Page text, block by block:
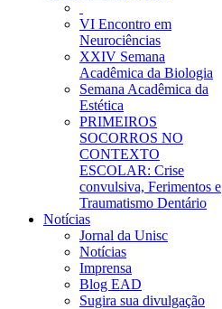
VI Encontro em
Neurociências
XXIV Semana
Acadêmica da Biologia
Semana Acadêmica da
Estética
PRIMEIROS
SOCORROS NO
CONTEXTO
ESCOLAR: Crise
convulsiva, Ferimentos e
Traumatismo Dentário
Notícias
Jornal da Unisc
Notícias
Imprensa
Blog EAD
Sugira sua divulgação